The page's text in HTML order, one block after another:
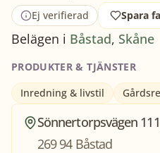
Ej verifierad Spara
Belägen i Båstad, Skåne
PRODUKTER & TJÄNSTER
Inredning & livstil
Sönnertorpsvägen
269 94 Båstad